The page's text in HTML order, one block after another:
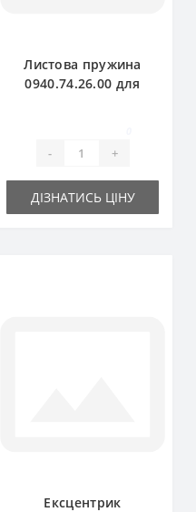
Листова пружина
0940.74.26.00 для
- +
ДІЗНАТИСЬ ЦІНУ
Ексцентрик